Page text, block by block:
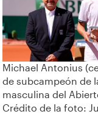
Michael Antonius
de subcampeón de
masculina del
Crédito de la foto: